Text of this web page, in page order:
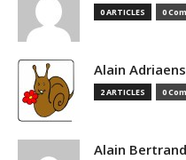
0 ARTICLES 0
Alain Adriaens
2 ARTICLES 0
Alain Bertrand